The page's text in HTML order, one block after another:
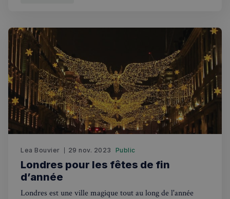
Lea Bouvier 29 nov. 2023 Public
Londres pour les fêtes de fin
d’année
Londres est une ville magique tout au long de l'année